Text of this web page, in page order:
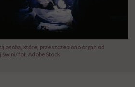
osobą, której przeszczepiono organ od
fot. Adobe Stock